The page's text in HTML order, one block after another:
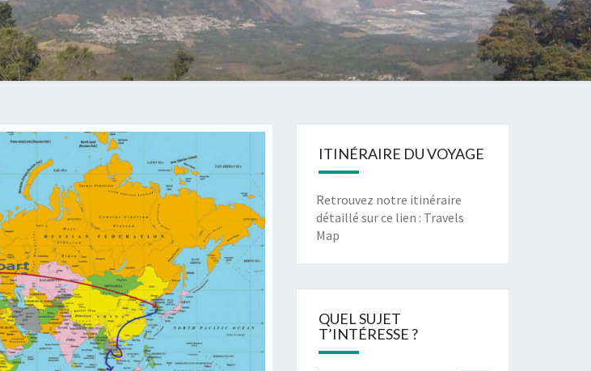
ITINÉRAIRE DU VOYAGE
Retrouvez notre itinéraire
détaillé sur ce lien : Travels
Map
QUEL SUJET
T’INTÉRESSE ?